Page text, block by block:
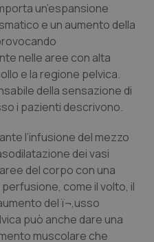
Bolzano
Trento
neurodegenerative
un’espansione
e un aumento della
nelle aree con alta
e la regione pelvica.
della sensazione di
i pazienti descrivono.
l’infusione del mezzo
dei vasi
del corpo con una
come il volto, il
del ï¬‚usso
può anche dare una
muscolare che